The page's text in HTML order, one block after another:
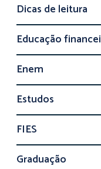
Dicas de leitura
Educação
Enem
Estudos
FIES
Graduação